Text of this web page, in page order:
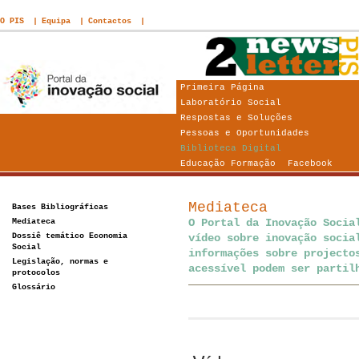
O PIS Equipa Contactos
Primeira Página
Laboratório Social
Respostas e Soluções
Pessoas e Oportunidades
Biblioteca Digital
Educação Formação
Facebook
Mediateca
O Portal da Inovação
vídeo sobre inovação
informações sobre
acessível podem ser
Bases Bibliográficas
Mediateca
Dossiê temático Economia
Social
Legislação, normas e
protocolos
Glossário